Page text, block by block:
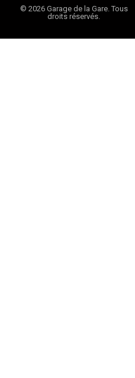
© 2026 Garage de la Gare. Tous
droits réservés.